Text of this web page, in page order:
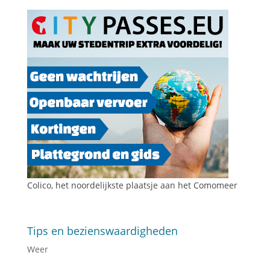
Colico, het noordelijkste plaatsje aan het Comomeer
Tips en bezienswaardigheden
Weer